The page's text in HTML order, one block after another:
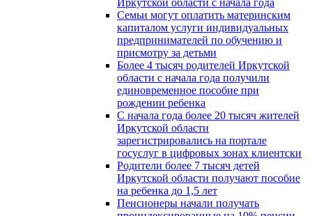
Семьи могут оплатить материнским
капиталом услуги индивидуальных
предпринимателей по обучению и
присмотру за детьми
Более 4 тысяч родителей Иркутской
области с начала года получили
единовременное пособие при
рождении ребенка
С начала года более 20 тысяч жителей
Иркутской области
зарегистрировались на портале
госуслуг в цифровых зонах клиентски
Родители более 7 тысяч детей
Иркутской области получают пособие
на ребенка до 1,5 лет
Пенсионеры начали получать